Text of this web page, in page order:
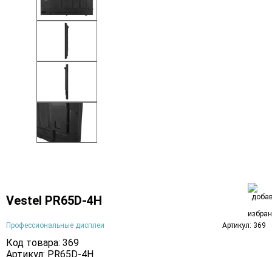
Vestel PR65D-4H
Профессиональные дисплеи Артикул: 369
Код товара: 369
Артикул: PR65D-4H